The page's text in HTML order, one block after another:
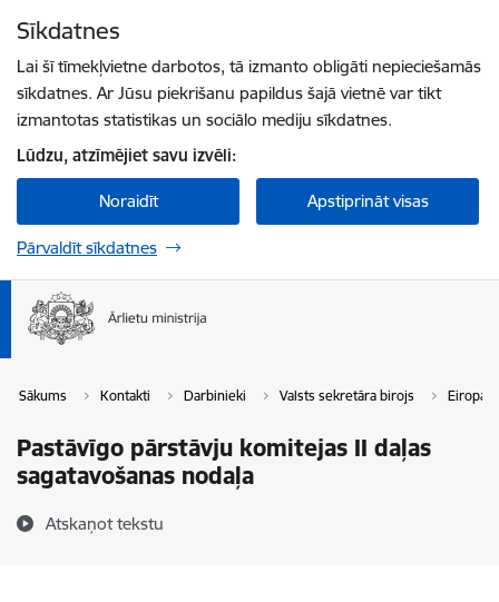
Sīkdatnes
Lai šī tīmekļvietne darbotos, tā izmanto obligāti nepieciešamās
sīkdatnes. Ar Jūsu piekrišanu papildus šajā vietnē var tikt
izmantotas statistikas un sociālo mediju sīkdatnes.
Lūdzu, atzīmējiet savu izvēli:
Noraidīt Apstiprināt visas
Pārvaldīt sīkdatnes
Sākums Kontakti Darbinieki Valsts sekretāra birojs Eiropas
Pastāvīgo pārstāvju komitejas II daļas
sagatavošanas nodaļa
Atskaņot tekstu